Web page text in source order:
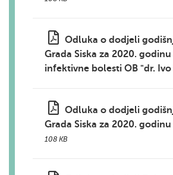
Odluka o dodjeli
Grada Siska za 2020.
infektivne bolesti OB "dr. Ivo
Odluka o dodjeli
Grada Siska za 2020.
108 KB